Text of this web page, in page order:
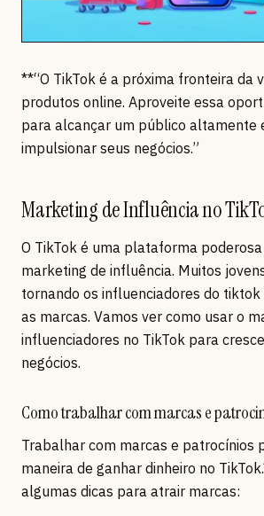
**“O TikTok é a próxima fronteira da
produtos online. Aproveite essa
para alcançar um público altamente
impulsionar seus negócios.”
Marketing de Influência no
O TikTok é uma plataforma
marketing de influência. Muitos
tornando os influenciadores do tiktok
as marcas. Vamos ver como usar o
influenciadores no TikTok para
negócios.
Como trabalhar com marcas e
Trabalhar com marcas e patrocínios
maneira de ganhar dinheiro no
algumas dicas para atrair marcas: